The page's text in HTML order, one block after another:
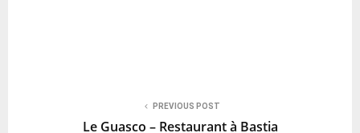
PREVIOUS POST
Le Guasco – Restaurant à Bastia